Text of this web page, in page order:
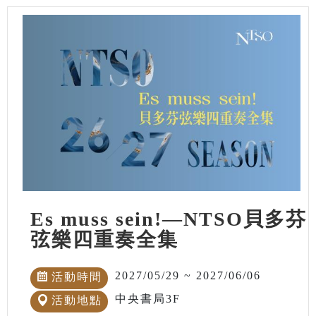
Es muss sein!—NTSO貝多芬
弦樂四重奏全集
活動時間 2027/05/29 ~ 2027/06/06
活動地點 中央書局3F